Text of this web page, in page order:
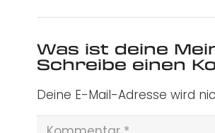
Was ist deine
Schreibe einen
Deine E-Mail-Adresse wird